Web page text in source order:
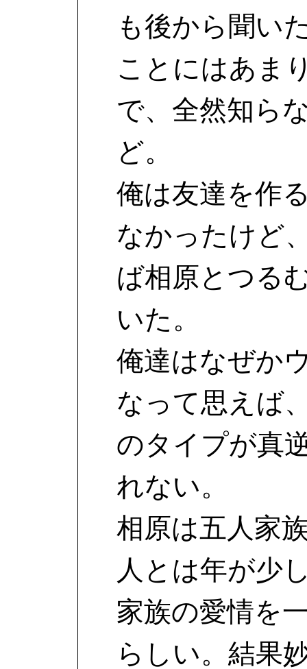
も後から聞い
ことにはあま
で、全然知ら
ど。
俺は友達を作
なかったけど
ば相原とつる
いた。
俺達はなぜか
なって思えば
のタイプが真
れない。
相原は五人家
人とは年が少
家族の愛情を
らしい。結果